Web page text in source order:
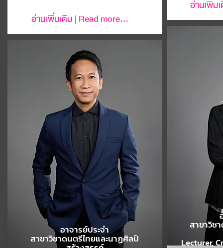
อ่านเพิ่มเติม | Read more...
อาจารย์ประจำ
สาขาวิชาดนตรีไทยและนาฏศิลป์
อ่านเพิ่ม
สาขาวิช
Lecturer,